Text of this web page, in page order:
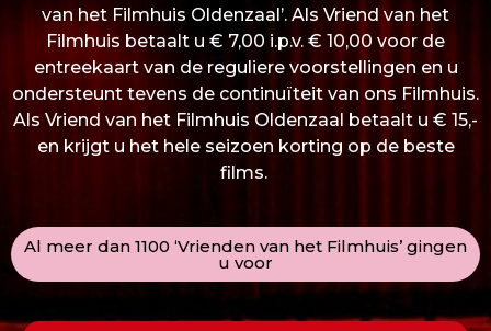
van het Filmhuis Oldenzaal’. Als Vriend van het
Filmhuis betaalt u € 7,00 i.p.v. € 10,00 voor de
entreekaart van de reguliere voorstellingen en u
ondersteunt tevens de continuïteit van ons Filmhuis.
Als Vriend van het Filmhuis Oldenzaal betaalt u € 15,-
en krijgt u het hele seizoen korting op de beste
films.
Al meer dan 1100 ‘Vrienden van het Filmhuis’ gingen
u voor